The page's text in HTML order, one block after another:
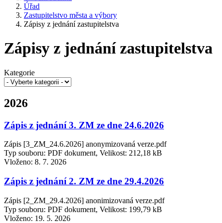
Úřad
Zastupitelstvo města a výbory
Zápisy z jednání zastupitelstva
Zápisy z jednání zastupitelstva
Kategorie
2026
Zápis z jednání 3. ZM ze dne 24.6.2026
Zápis [3_ZM_24.6.2026] anonymizovaná verze.pdf
Typ souboru: PDF dokument, Velikost: 212,18 kB
Vloženo: 8. 7. 2026
Zápis z jednání 2. ZM ze dne 29.4.2026
Zápis [2_ZM_29.4.2026] anonimizovaná verze.pdf
Typ souboru: PDF dokument, Velikost: 199,79 kB
Vloženo: 19. 5. 2026